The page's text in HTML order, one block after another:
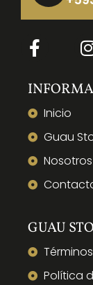
Inicio
Guau
Nosotros
GUAU
Política